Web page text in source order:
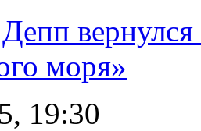
моря»
19:30